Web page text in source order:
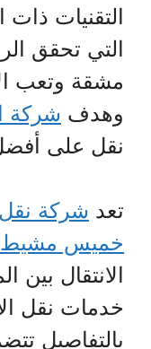
التقنيات ذات
التي تحقق
مشقة وتعب
وهدف شركة
نقل على
تعد شركة
خميس مشيط
الانتقال بين
خدمات نقل
بالتفاصيل